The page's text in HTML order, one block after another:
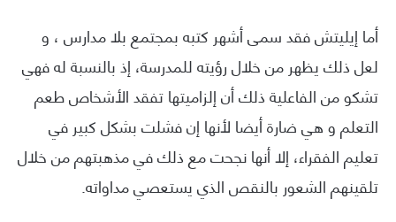
أما إيليتش فقد سمى أشهر كتبه بمجتمع بلا مدارس ، و
لعل ذلك يظهر من خلال رؤيته للمدرسة، إذ بالنسبة له فهي
تشكو من الفاعلية ذلك أن إلزاميتها تفقد الأشخاص طعم
التعلم و هي ضارة أيضا لأنها إن فشلت بشكل كبير في
تعليم الفقراء، إلا أنها نجحت مع ذلك في مذهبتهم من خلال
تلقينهم الشعور بالنقص الذي يستعصي مداواته.